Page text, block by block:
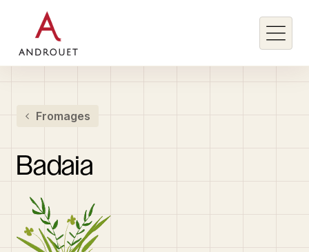
Rechercher un mot clé
Fromages
Badaia